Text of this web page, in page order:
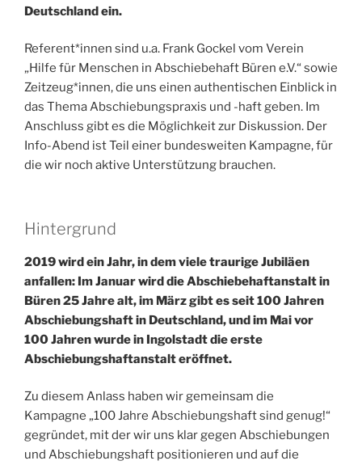
Deutschland ein.
Referent*innen sind u.a. Frank Gockel vom Verein
„Hilfe für Menschen in Abschiebehaft Büren e.V.“ sowie
Zeitzeug*innen, die uns einen authentischen Einblick in
das Thema Abschiebungspraxis und -haft geben. Im
Anschluss gibt es die Möglichkeit zur Diskussion. Der
Info-Abend ist Teil einer bundesweiten Kampagne, für
die wir noch aktive Unterstützung brauchen.
Hintergrund
2019 wird ein Jahr, in dem viele traurige Jubiläen
anfallen: Im Januar wird die Abschiebehaftanstalt in
Büren 25 Jahre alt, im März gibt es seit 100 Jahren
Abschiebungshaft in Deutschland, und im Mai vor
100 Jahren wurde in Ingolstadt die erste
Abschiebungshaftanstalt eröffnet.
Zu diesem Anlass haben wir gemeinsam die
Kampagne „100 Jahre Abschiebungshaft sind genug!“
gegründet, mit der wir uns klar gegen Abschiebungen
und Abschiebungshaft positionieren und auf die